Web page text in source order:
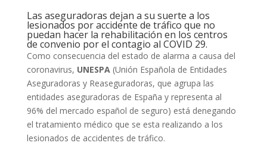
Las aseguradoras dejan a su suerte a los
lesionados por accidente de tráfico que no
puedan hacer la rehabilitación en los centros
de convenio por el contagio al COVID 29.
Como consecuencia del estado de alarma a causa del
coronavirus, UNESPA(Unión Española de Entidades
Aseguradoras y Reaseguradoras, que agrupa las
entidades aseguradoras de España y representa al
96% del mercado español de seguro) está denegando
el tratamiento médico que se esta realizando a los
lesionados de accidentes de tráfico.